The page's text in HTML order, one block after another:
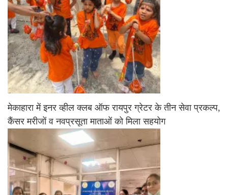
मेकाहारा में इनर व्हील क्लब ऑफ रायपुर ग्रेटर के तीन सेवा प्रकल्प,
कैंसर मरीजों व नवप्रसूता माताओं को मिला सहयोग